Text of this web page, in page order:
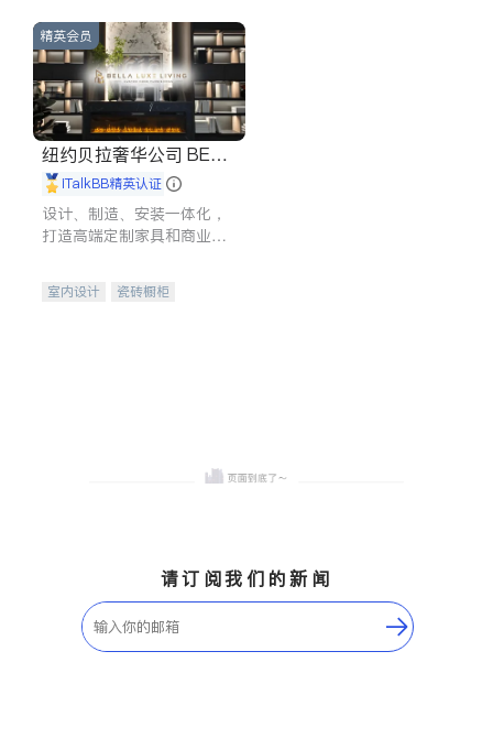
精英会员
纽约贝拉奢华公司 BELL
A LUXE
iTalkBB精英认证
设计、制造、安装一体化，
打造高端定制家具和商业空
室内设计
瓷砖橱柜
请订阅我们的新闻